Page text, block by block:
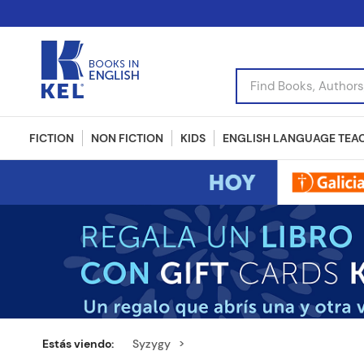
Find Books, Authors,
FICTION NON FICTION KIDS ENGLISH LANGUAGE
Syzygy